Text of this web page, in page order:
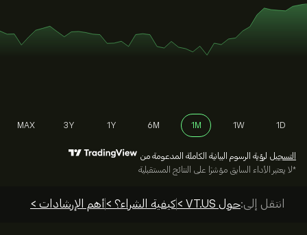
1D
1W
1M
6M
1Y
3Y
MAX
التسجيل لرؤية الرسوم البيانية الكاملة المدعومة من
*لا يعتبر الأداء السابق مؤشرًا على النتائج المستقبلية
انتقل إلى:حول VT.US > كيفية الشراء؟ >أهم الإرشادات >